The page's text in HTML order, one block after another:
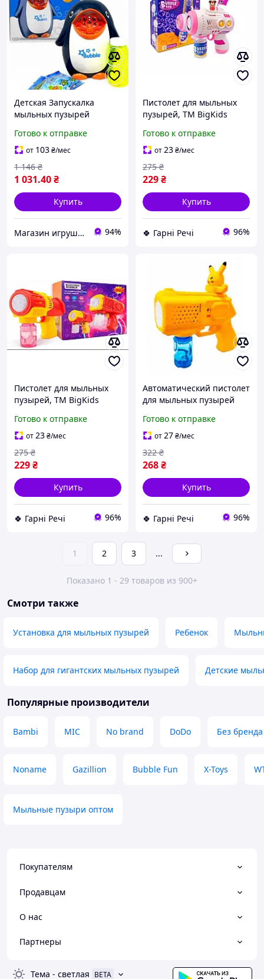
Детская Запускалка
мыльных пузырей
Готово к отправке
от 103₴/мес
1 031.40₴
1 146 ₴
Купить
Магазин игрушек "Toy and Joy" – мир детских мечтаний, вдохновения и развития! 94%
Пистолет для мыльных
пузырей, ТМ BigKids
Готово к отправке
от23₴/мес
229₴
275 ₴
Купить
🍀 Гарні Речі 96%
Пистолет для мыльных
пузырей, ТМ BigKids
Готово к отправке
от23₴/мес
229₴
275 ₴
Купить
🍀 Гарні Речі 96%
Автоматический пистолет
для мыльных пузырей
BIGBG004 G-Rich
Готово к отправке
от27₴/мес
268₴
322 ₴
Купить
🍀 Гарні Речі 96%
1 2 3 ...
Показано 1 - 29 товаров из 900+
Смотри также
Установка для мыльных пузырей Ребенок
Набор для гигантских мыльных пузырей Детские
Популярные производители
Bambi MIC No brand DoDo Без бренда
Noname Gazillion Bubble Fun X-Toys
Мыльные пузыри оптом
Покупателям
Продавцам
О нас
Партнеры
Тема - светлая BETA